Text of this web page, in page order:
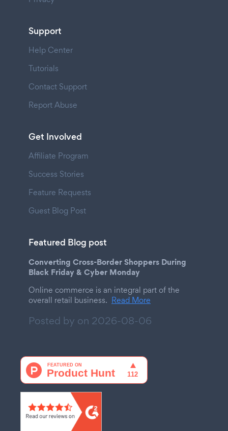
Support
Help Center
Tutorials
Contact Support
Report Abuse
Get Involved
Affiliate Program
Success Stories
Feature Requests
Guest Blog Post
Featured Blog post
Converting Cross-Border Shoppers During
Black Friday & Cyber Monday
Online commerce is an integral part of the
overall retail business. Read More
Posted by on 2026-08-06